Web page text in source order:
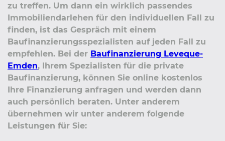
zu treffen. Um dann ein wirklich passendes
Immobiliendarlehen für den individuellen Fall zu
finden, ist das Gespräch mit einem
Baufinanzierungsspezialisten auf jeden Fall zu
empfehlen. Bei der Baufinanzierung Leveque-
Emden, Ihrem Spezialisten für die private
Baufinanzierung, können Sie online kostenlos
Ihre Finanzierung anfragen und werden dann
auch persönlich beraten. Unter anderem
übernehmen wir unter anderem folgende
Leistungen für Sie: